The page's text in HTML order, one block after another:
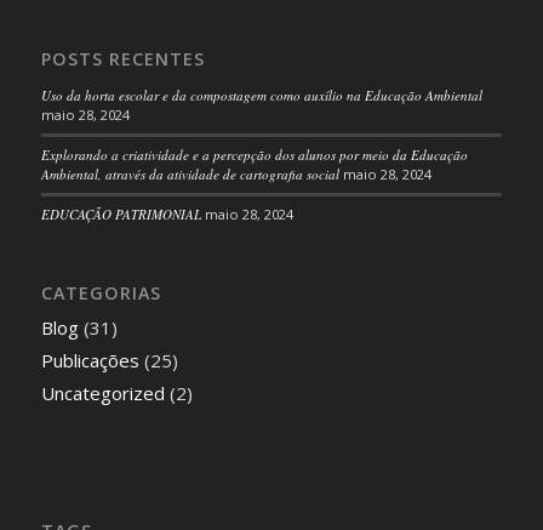
POSTS RECENTES
Uso da horta escolar e da compostagem como auxílio na Educação Ambiental
maio 28, 2024
Explorando a criatividade e a percepção dos alunos por meio da Educação
Ambiental, através da atividade de cartografia social maio 28, 2024
EDUCAÇÃO PATRIMONIAL maio 28, 2024
CATEGORIAS
Blog(31)
Publicações (25)
Uncategorized (2)